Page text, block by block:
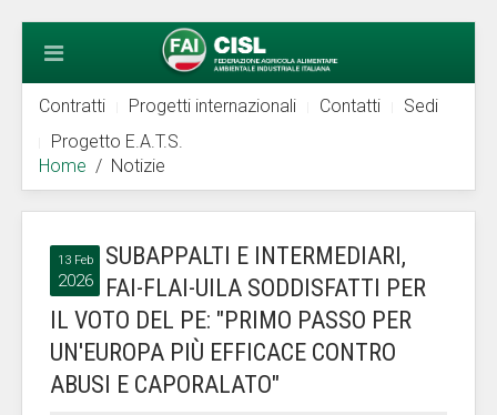
Contratti Progetti internazionali Contatti
Sedi
Progetto E.A.T.S.
Home
Notizie
13 Feb
2026
SUBAPPALTI E INTERMEDIARI,
FAI-FLAI-UILA SODDISFATTI PER
IL VOTO DEL PE: "PRIMO PASSO PER
UN'EUROPA PIÙ EFFICACE CONTRO
ABUSI E CAPORALATO"